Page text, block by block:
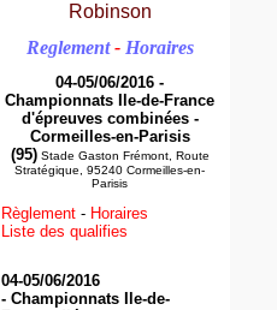
Robinson
Reglement- Horaires
04-05/06/2016 -
Championnats Ile-de-France
d'épreuves combinées -
Cormeilles-en-Parisis
(95)Stade Gaston Frémont, Route
Stratégique, 95240 Cormeilles-en-
Parisis
Règlement - Horaires
Liste des qualifies
04-05/06/2016
- Championnats Ile-de-